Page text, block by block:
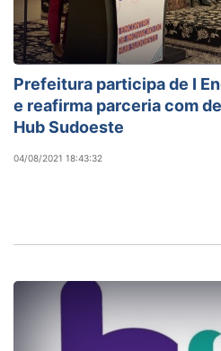
Prefeitura participa de I
e reafirma parceria com
Hub Sudoeste
04/08/2021 18:43:32